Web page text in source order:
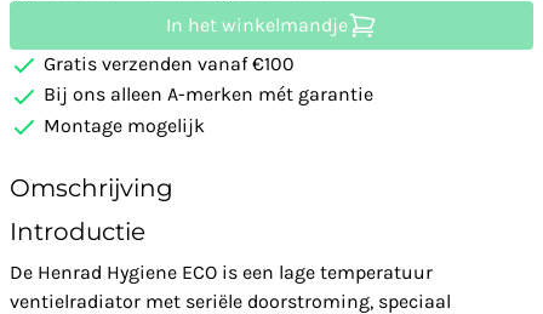
In het winkelmandje
Gratis verzenden vanaf €100
Bij ons alleen A-merken mét garantie
Montage mogelijk
Omschrijving
Introductie
De Henrad Hygiene ECO is een lage temperatuur
ventielradiator met seriële doorstroming, speciaal